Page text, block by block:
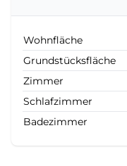
Wohnfläche
Grundstücksfläche
Zimmer
Schlafzimmer
Badezimmer